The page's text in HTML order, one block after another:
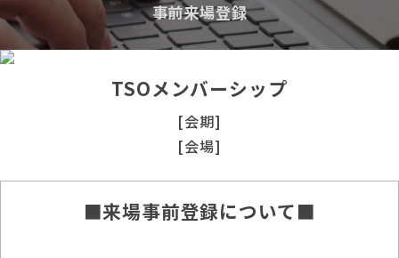
事前来場登録
TSOメンバーシップ
[会期]
[会場]
■来場事前登録について■